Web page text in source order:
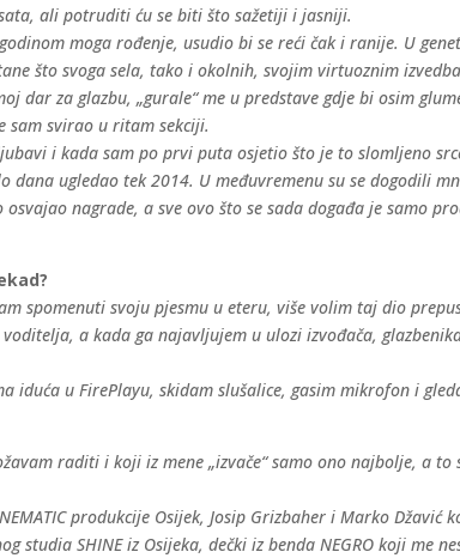
ali potruditi ću se biti što sažetiji i jasniji.
moga rođenje, usudio bi se reći čak i ranije. U
što svoga sela, tako i okolnih, svojim virtuoznim
dar za glazbu, „gurale“ me u predstave gdje bi osim
sam svirao u ritam sekciji.
i kada sam po prvi puta osjetio što je to slomljeno
dana ugledao tek 2014. U međuvremenu su se dogodili
nagrade, a sve ovo što se sada događa je samo
spomenuti svoju pjesmu u eteru, više volim taj dio
a kada ga najavljujem u ulozi izvođača,
iduća u FirePlayu, skidam slušalice, gasim mikrofon i
raditi i koji iz mene „izvače“ samo ono najbolje, a
produkcije Osijek, Josip Grizbaher i Marko
studia SHINE iz Osijeka, dečki iz benda NEGRO koji